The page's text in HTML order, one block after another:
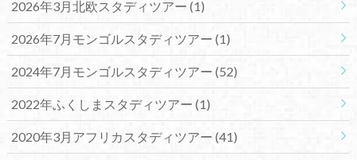
2026年3月北欧スタディツアー (1)
2026年7月モンゴルスタディツアー (1)
2024年7月モンゴルスタディツアー (52)
2022年ふくしまスタディツアー (1)
2020年3月アフリカスタディツアー (41)